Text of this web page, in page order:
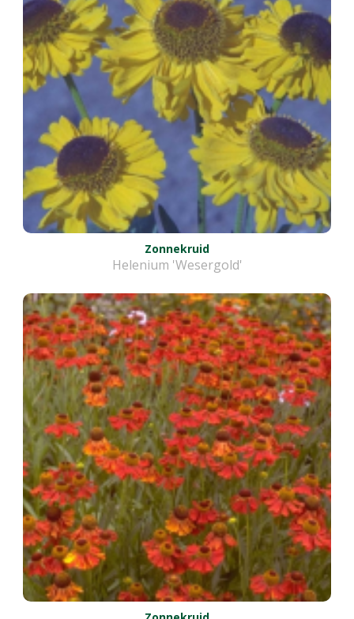
Zonnekruid
Helenium 'Wesergold'